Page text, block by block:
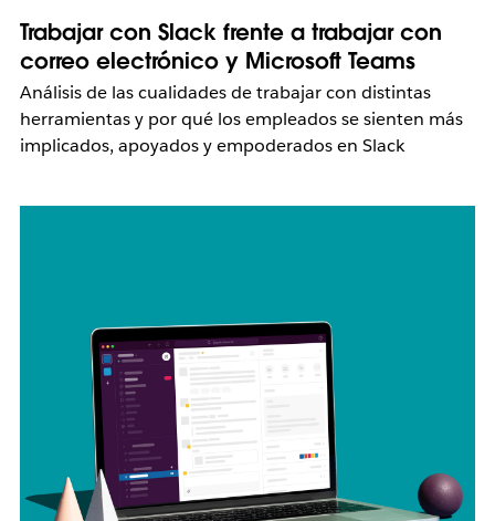
Trabajar con Slack frente a trabajar con
correo electrónico y Microsoft Teams
Análisis de las cualidades de trabajar con distintas
herramientas y por qué los empleados se sienten más
implicados, apoyados y empoderados en Slack